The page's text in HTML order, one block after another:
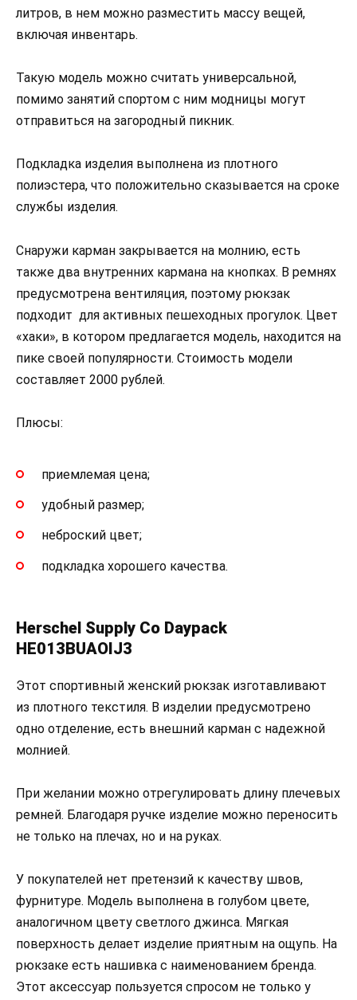
литров, в нем можно разместить массу вещей,
включая инвентарь.
Такую модель можно считать универсальной,
помимо занятий спортом с ним модницы могут
отправиться на загородный пикник.
Подкладка изделия выполнена из плотного
полиэстера, что положительно сказывается на сроке
службы изделия.
Снаружи карман закрывается на молнию, есть
также два внутренних кармана на кнопках. В ремнях
предусмотрена вентиляция, поэтому рюкзак
подходит для активных пешеходных прогулок. Цвет
«хаки», в котором предлагается модель, находится на
пике своей популярности. Стоимость модели
составляет 2000 рублей.
Плюсы:
приемлемая цена;
удобный размер;
неброский цвет;
подкладка хорошего качества.
Herschel Supply Co Daypack
HE013BUAOIJ3
Этот спортивный женский рюкзак изготавливают
из плотного текстиля. В изделии предусмотрено
одно отделение, есть внешний карман с надежной
молнией.
При желании можно отрегулировать длину плечевых
ремней. Благодаря ручке изделие можно переносить
не только на плечах, но и на руках.
У покупателей нет претензий к качеству швов,
фурнитуре. Модель выполнена в голубом цвете,
аналогичном цвету светлого джинса. Мягкая
поверхность делает изделие приятным на ощупь. На
рюкзаке есть нашивка с наименованием бренда.
Этот аксессуар пользуется спросом не только у